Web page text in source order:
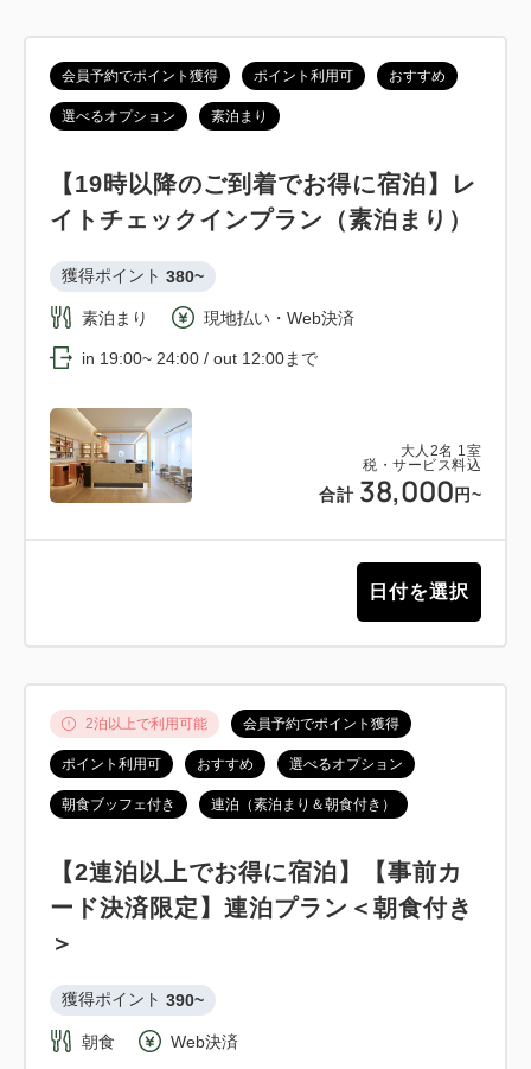
大人 2名 1 室
税・サービス料込
合計 38,000 円~
会員予約でポイント獲得 ポイント利用可 おすすめ
選べるオプション 素泊まり
【19時以降のご到着でお得に宿泊】レ
イトチェックインプラン（素泊まり）
獲得ポイント 380~
素泊まり 現地払い・Web決済
in 19:00~ 24:00 / out 12:00まで
日付を選択
2泊以上で利用可能 会員予約でポイント獲得
ポイント利用可 おすすめ 選べるオプション
朝食ブッフェ付き 連泊（素泊まり＆朝食付き）
【2連泊以上でお得に宿泊】【事前カ
ード決済限定】連泊プラン＜朝食付き
＞
獲得ポイント 390~
朝食 Web決済